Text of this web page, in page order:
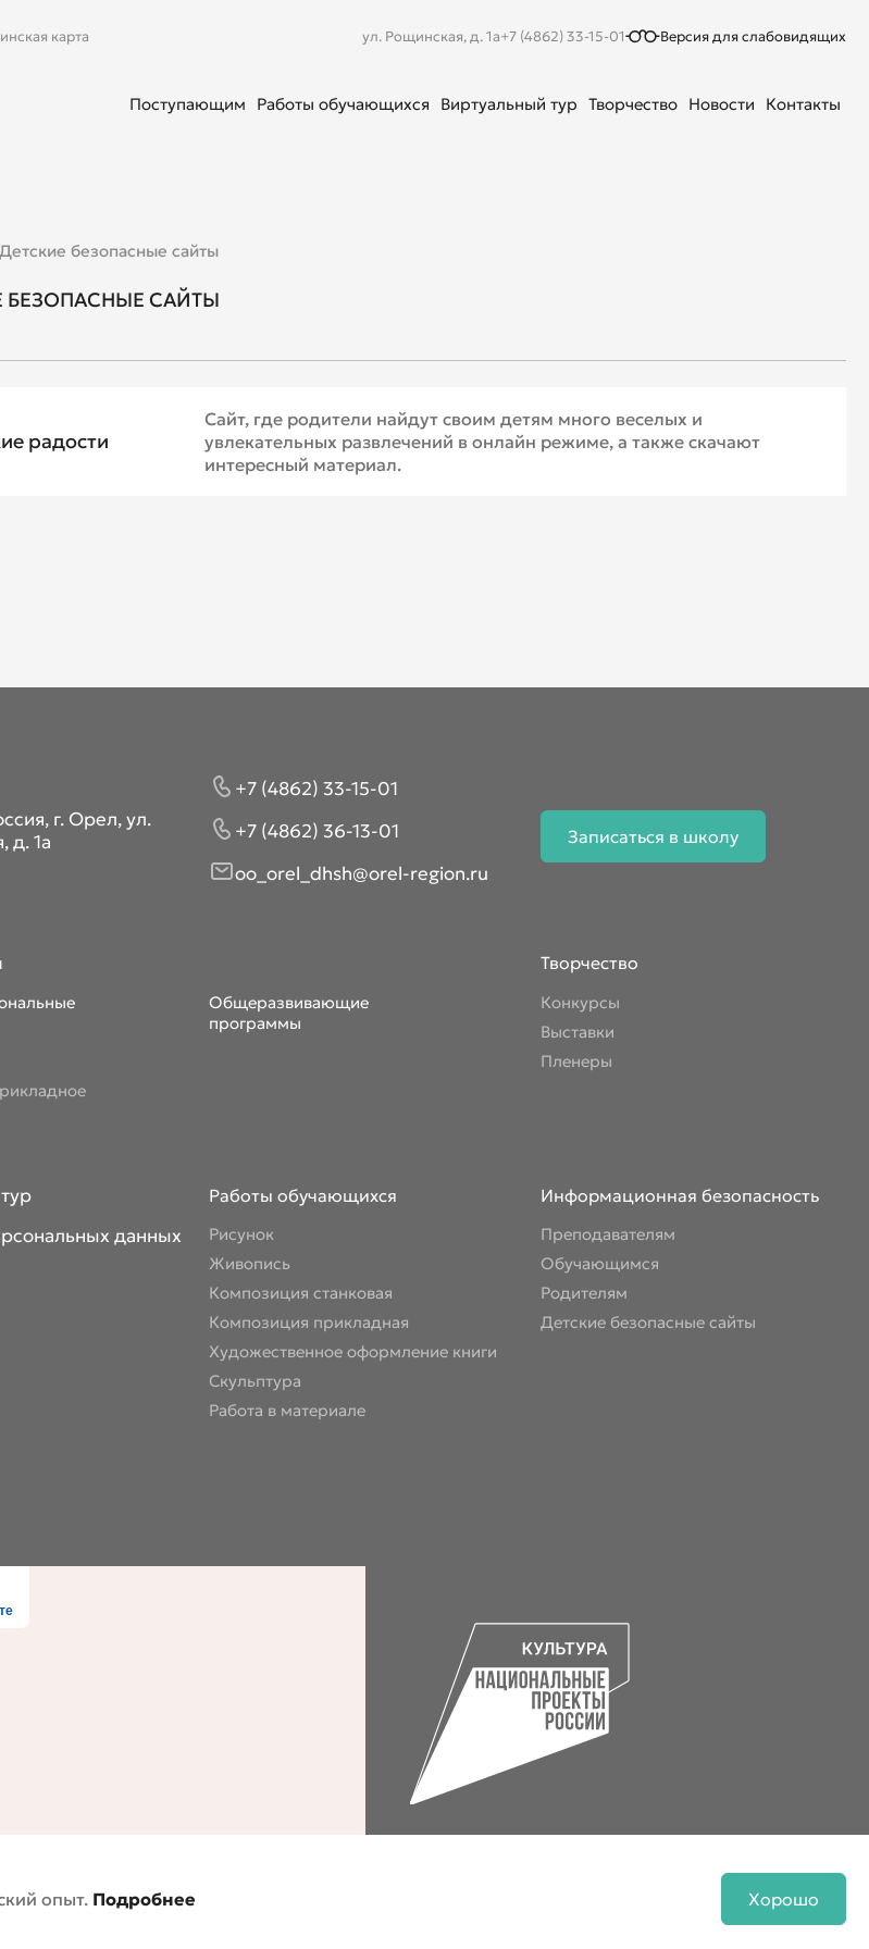
карта ул. Рощинская, д. 1а+7 (4862) 33-15-01 Версия для слабовидящих
Поступающим Работы обучающихся Виртуальный тур Творчество Новости Контакты
Детские безопасные сайты
БЕЗОПАСНЫЕ САЙТЫ
радости
Сайт, где родители найдут своим детям много веселых и
увлекательных развлечений в онлайн режиме, а также скачают
интересный материал.
г. Орел, ул.
д. 1а
+7 (4862) 33-15-01
+7 (4862) 36-13-01
oo_orel_dhsh@orel-region.ru
Записаться в школу
Общеразвивающие
программы
Творчество
Конкурсы
Выставки
Пленеры
данных
Работы обучающихся
Рисунок
Живопись
Композиция станковая
Композиция прикладная
Художественное оформление книги
Скульптура
Работа в материале
Информационная безопасность
Преподавателям
Обучающимся
Родителям
Детские безопасные сайты
опыт. Подробнее Хорошо